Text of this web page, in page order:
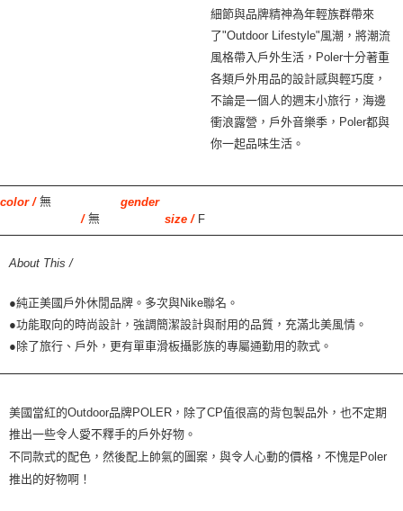
細節與品牌精神為年輕族群帶來
了"Outdoor Lifestyle"風潮，將潮流
風格帶入戶外生活，Poler十分著重
各類戶外用品的設計感與輕巧度，
不論是一個人的週末小旅行，海邊
衝浪露營，戶外音樂季，Poler都與
你一起品味生活。
color / 無
gender
/ 無 size / F
About This /
●純正美國戶外休閒品牌。多次與Nike聯名。
●功能取向的時尚設計，強調簡潔設計與耐用的品質，充滿北美風情。
●除了旅行、戶外，更有單車滑板攝影族的專屬通勤用的款式。
美國當紅的Outdoor品牌POLER ，除了CP值很高的背包製品外 ， 也不定期
推出一些令人愛不釋手的戶外好物。
不同款式的配色，然後配上帥氣的圖案，與令人心動的價格，不愧是Poler
推出的好物啊！